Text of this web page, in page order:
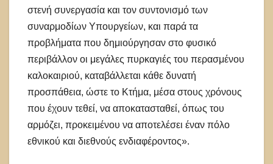
στενή συνεργασία και τον συντονισμό των
συναρμοδίων Υπουργείων, και παρά τα
προβλήματα που δημιούργησαν στο φυσικό
περιβάλλον οι μεγάλες πυρκαγιές του περασμένου
καλοκαιριού, καταβάλλεται κάθε δυνατή
προσπάθεια, ώστε το Κτήμα, μέσα στους χρόνους
που έχουν τεθεί, να αποκατασταθεί, όπως του
αρμόζει, προκειμένου να αποτελέσει έναν πόλο
εθνικού και διεθνούς ενδιαφέροντος».